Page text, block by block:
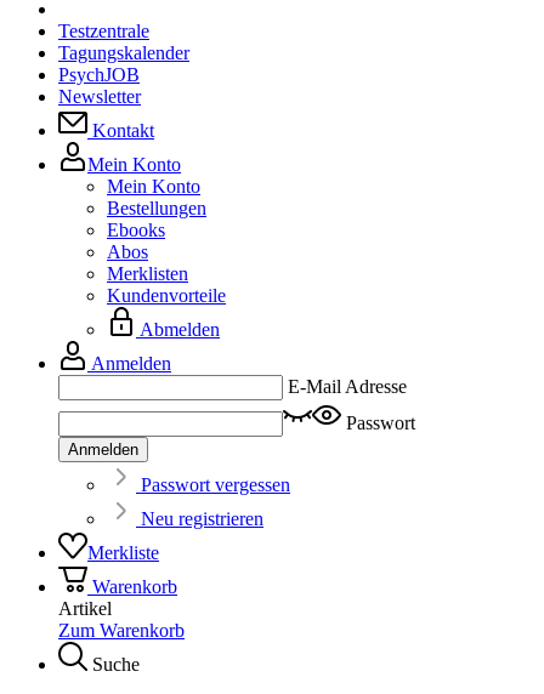
Testzentrale
Tagungskalender
PsychJOB
Newsletter
Kontakt
Mein Konto
Mein Konto
Bestellungen
Ebooks
Abos
Merklisten
Kundenvorteile
Abmelden
Anmelden
E-Mail Adresse
Passwort
Anmelden
Passwort vergessen
Neu registrieren
Merkliste
Warenkorb
Artikel
Zum Warenkorb
Suche